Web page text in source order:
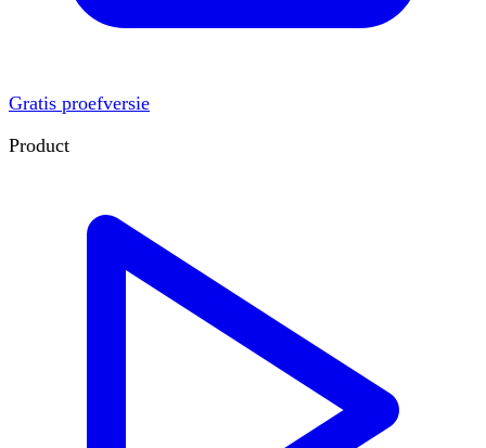
Gratis proefversie
Product